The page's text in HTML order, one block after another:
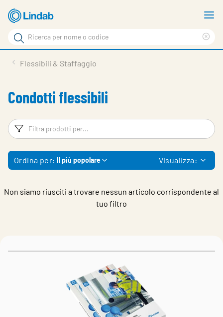
Vai
contenuto
principale
Cerca
Cerca
Soluzioni
Downloads
Strumenti
Contatti
Flessibili & Staffaggio
Condotti flessibili
Filtri
Ordina per: Il più popolare Visualizza:
Non siamo riusciti a trovare nessun articolo corrispondente al
tuo filtro